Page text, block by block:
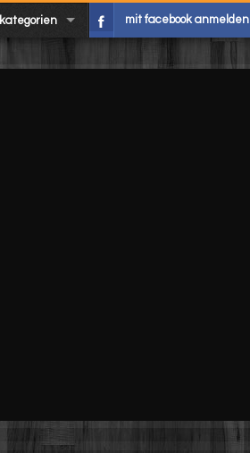
kategorien mit facebook anmelden